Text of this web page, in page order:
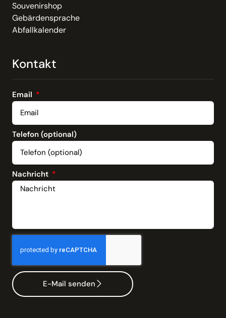
Souvenirshop
Gebärdensprache
Abfallkalender
Kontakt
Email
Telefon (optional)
Nachricht
E-Mail senden